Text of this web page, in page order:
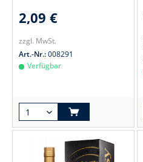
2,09 €
zzgl. MwSt.
Art.-Nr.:008291
Verfügbar